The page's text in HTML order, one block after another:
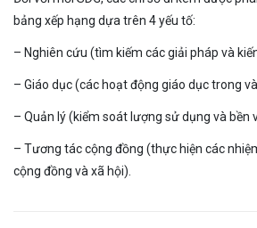
bảng xếp hạng dựa trên 4 yếu tố:
– Nghiên cứu (tìm kiếm các giải pháp và
– Giáo dục (các hoạt động giáo dục trong
– Quản lý (kiểm soát lượng sử dụng và bền
– Tương tác cộng đồng (thực hiện các
cộng đồng và xã hội).